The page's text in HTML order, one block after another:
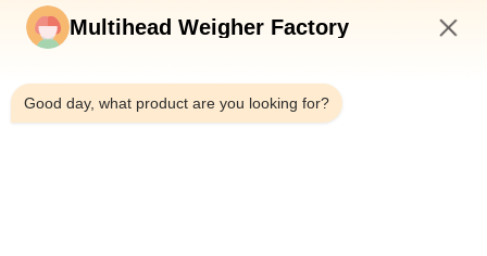
Multihead Weigher Factory
Good day, what product are you looking for?